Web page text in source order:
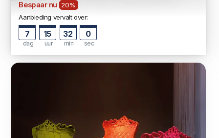
Bespaar nu
20%
Aanbieding vervalt over:
7
dag
15
uur
31
min
59
sec